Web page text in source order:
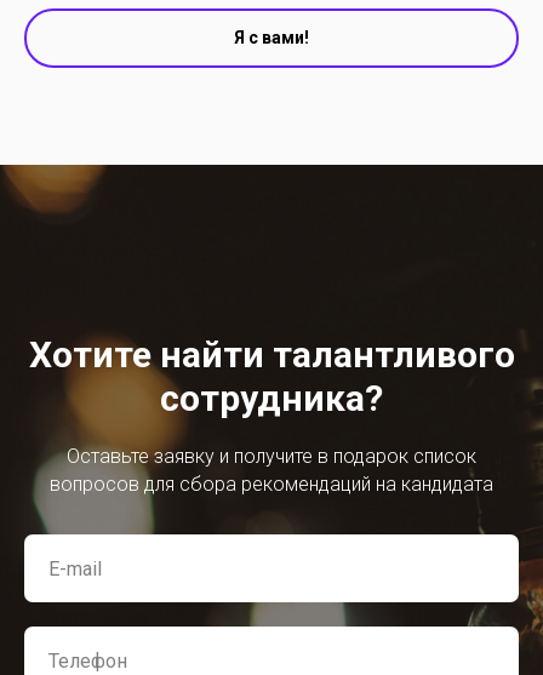
Я с вами!
Хотите найти талантливого
сотрудника?
Оставьте заявку и получите в подарок список
вопросов для сбора рекомендаций на кандидата